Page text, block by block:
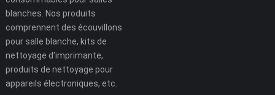
blanches. Nos produits
comprennent des écouvillons
pour salle blanche, kits de
nettoyage d'imprimante,
produits de nettoyage pour
appareils électroniques, etc.